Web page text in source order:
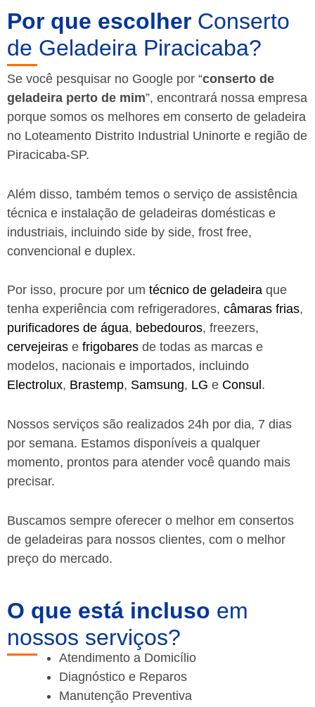
Por que escolher Conserto
de Geladeira Piracicaba?
Se você pesquisar no Google por “conserto de
geladeira perto de mim”, encontrará nossa empresa
porque somos os melhores em conserto de geladeira
no Loteamento Distrito Industrial Uninorte e região de
Piracicaba-SP.
Além disso, também temos o serviço de assistência
técnica e instalação de geladeiras domésticas e
industriais, incluindo side by side, frost free,
convencional e duplex.
Por isso, procure por um técnico de geladeira que
tenha experiência com refrigeradores, câmaras frias,
purificadores de água, bebedouros, freezers,
cervejeiras e frigobares de todas as marcas e
modelos, nacionais e importados, incluindo
Electrolux, Brastemp, Samsung, LG e Consul .
Nossos serviços são realizados 24h por dia, 7 dias
por semana. Estamos disponíveis a qualquer
momento, prontos para atender você quando mais
precisar.
Buscamos sempre oferecer o melhor em consertos
de geladeiras para nossos clientes, com o melhor
preço do mercado.
O que está incluso em
nossos serviços?
Atendimento a Domicílio
Diagnóstico e Reparos
Manutenção Preventiva